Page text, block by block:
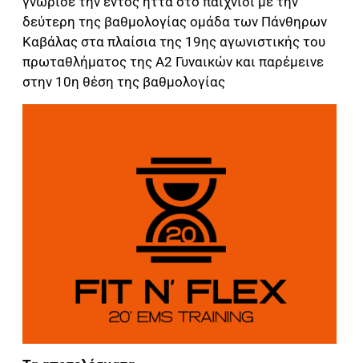
δεύτερη της βαθμολογίας ομάδα των Πάνθηρων
Καβάλας στα πλαίσια της 19ης αγωνιστικής του
πρωταθλήματος της Α2 Γυναικών και παρέμεινε
στην 10η θέση της βαθμολογίας